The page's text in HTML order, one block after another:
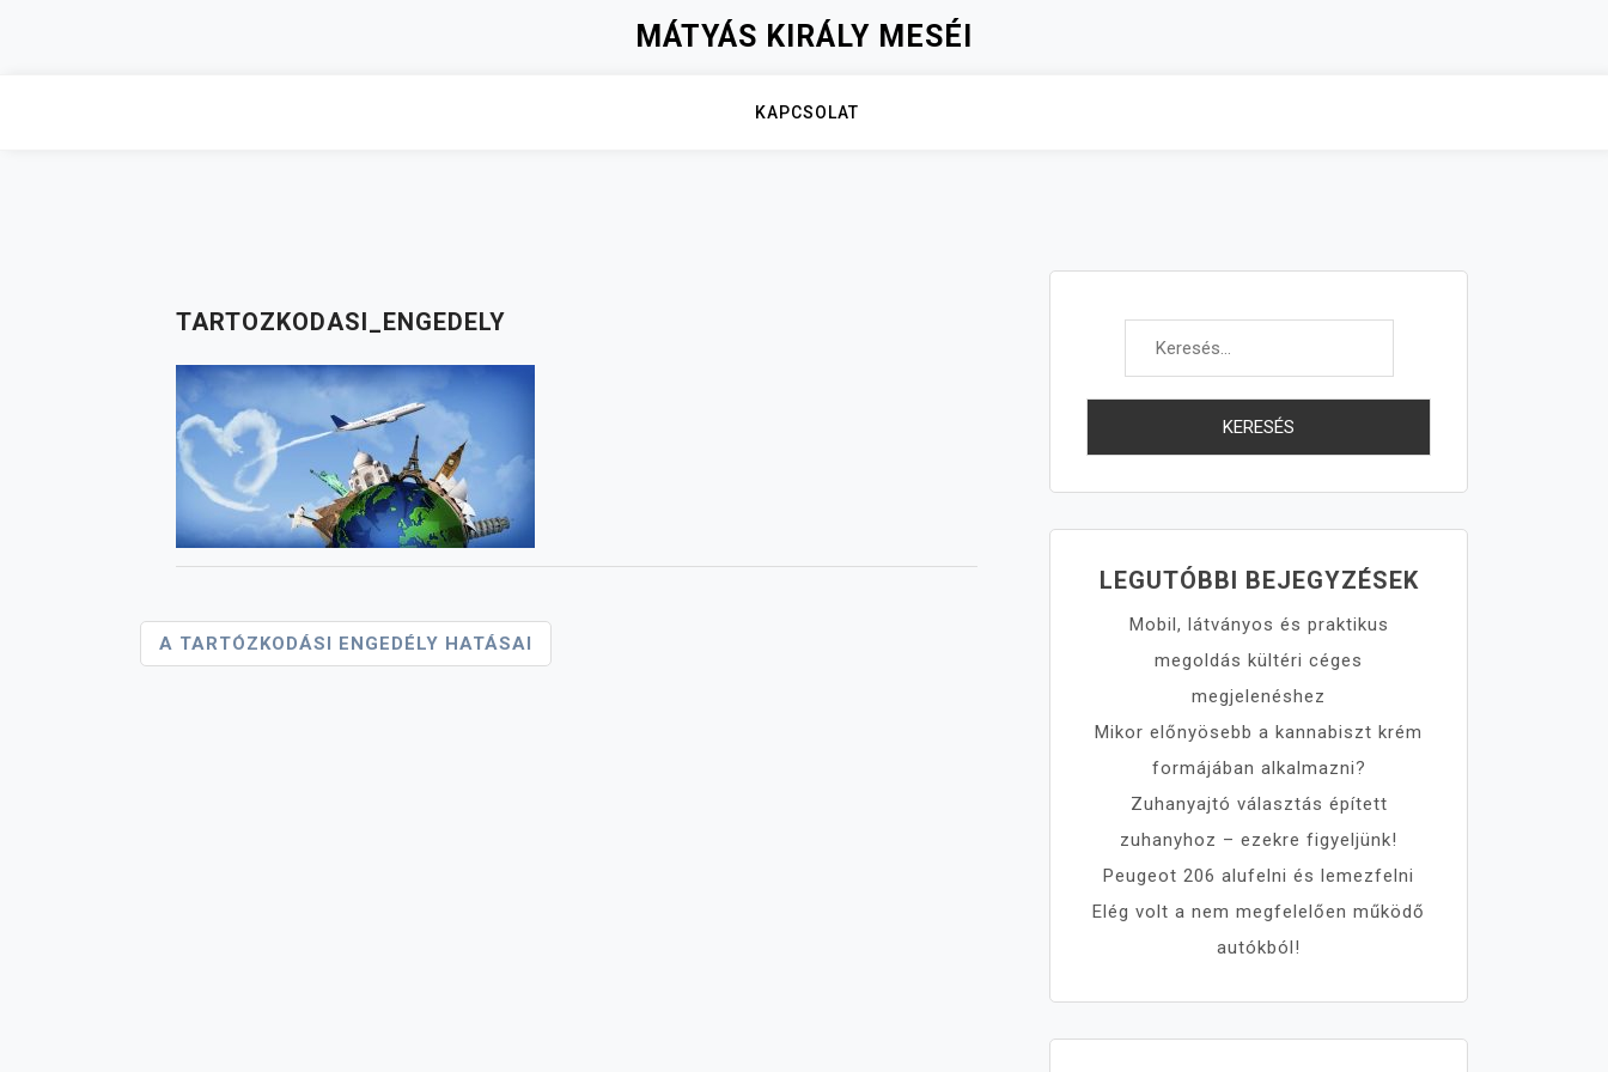
MÁTYÁS KIRÁLY MESÉI
KAPCSOLAT
TARTOZKODASI_ENGEDELY
Bejegyzés
A TARTÓZKODÁSI ENGEDÉLY HATÁSAI
Keresés:
LEGUTÓBBI BEJEGYZÉSEK
Mobil, látványos és praktikus
megoldás kültéri céges
megjelenéshez
Mikor előnyösebb a kannabiszt krém
formájában alkalmazni?
Zuhanyajtó választás épített
zuhanyhoz – ezekre figyeljünk!
Peugeot 206 alufelni és lemezfelni
Elég volt a nem megfelelően működő
autókból!